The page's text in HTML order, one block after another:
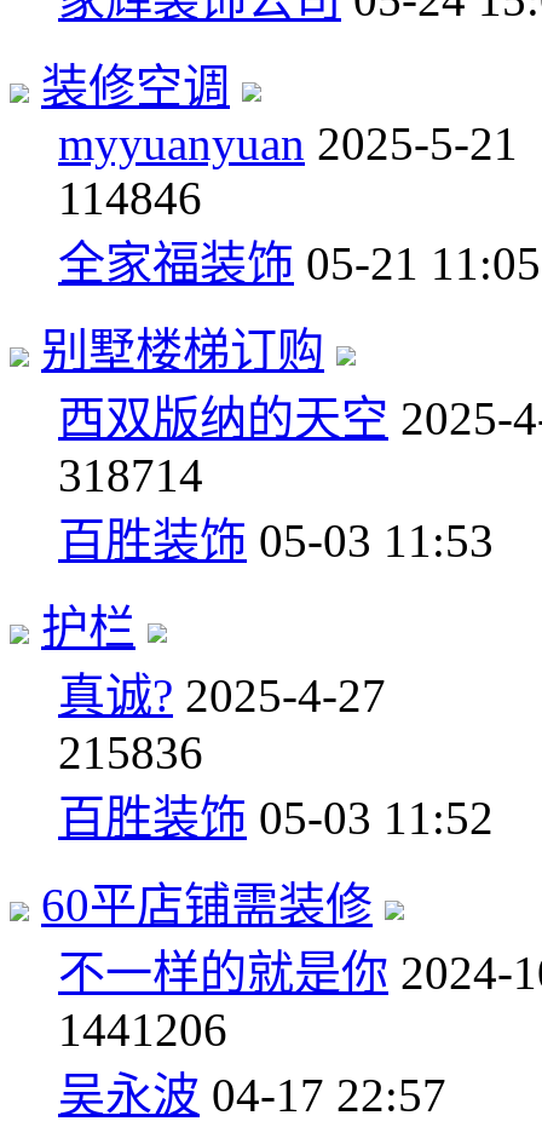
装修空调
myyuanyuan 2025-5-21
114846
全家福装饰 05-21 11:05
别墅楼梯订购
西双版纳的天空 2025-
318714
百胜装饰 05-03 11:53
护栏
真诚? 2025-4-27
215836
百胜装饰 05-03 11:52
60平店铺需装修
不一样的就是你 2024-
1441206
吴永波 04-17 22:57